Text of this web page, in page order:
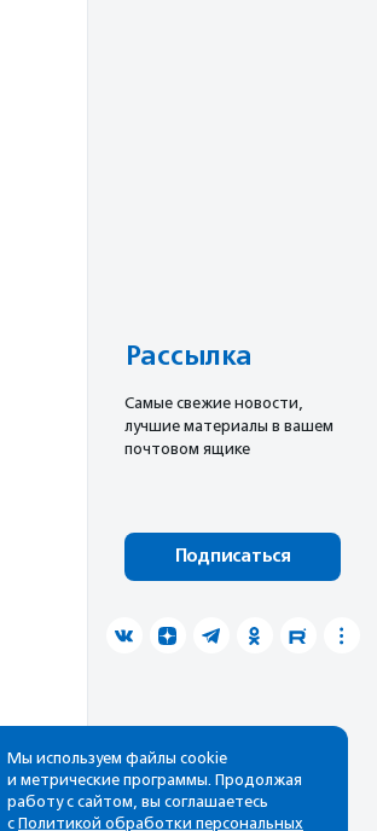
Рассылка
Cамые свежие новости,
лучшие материалы в вашем
почтовом ящике
Подписаться
Мы используем файлы cookie
и метрические программы. Продолжая
работу с сайтом, вы соглашаетесь
с Политикой обработки персональных